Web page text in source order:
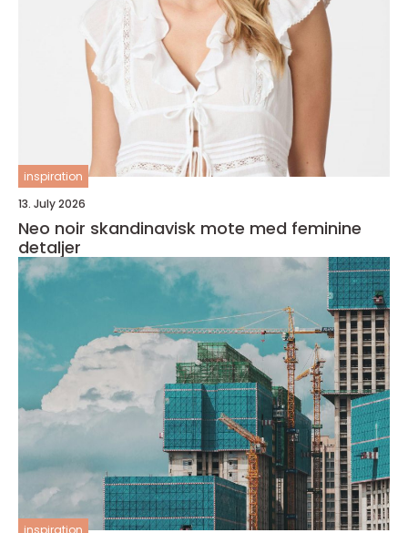
inspiration
13. July 2026
Neo noir skandinavisk mote med feminine
detaljer